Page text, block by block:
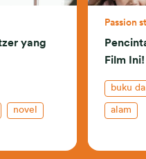
yang
novel
Passion
Film Ini!
buku
alam